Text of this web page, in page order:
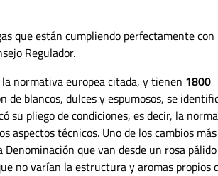
que están cumpliendo perfectamente con
Regulador.
normativa europea citada, y tienen 1800
blancos, dulces y espumosos, se
su pliego de condiciones, es decir, la
aspectos técnicos. Uno de los cambios más
que van desde un rosa pálido
no varían la estructura y aromas propios